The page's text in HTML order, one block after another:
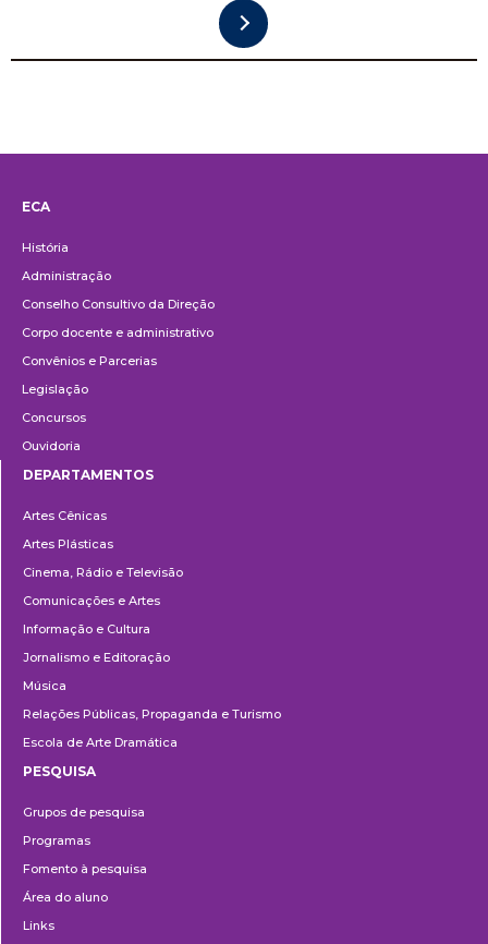
ECA
História
Administração
Conselho Consultivo da Direção
Corpo docente e administrativo
Convênios e Parcerias
Legislação
Concursos
Ouvidoria
DEPARTAMENTOS
Artes Cênicas
Artes Plásticas
Cinema, Rádio e Televisão
Comunicações e Artes
Informação e Cultura
Jornalismo e Editoração
Música
Relações Públicas, Propaganda e Turismo
Escola de Arte Dramática
PESQUISA
Grupos de pesquisa
Programas
Fomento à pesquisa
Área do aluno
Links